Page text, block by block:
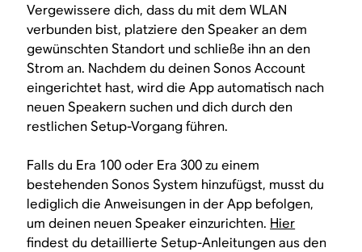
Vergewissere dich, dass du mit dem WLAN
verbunden bist, platziere den Speaker an dem
gewünschten Standort und schließe ihn an den
Strom an. Nachdem du deinen Sonos Account
eingerichtet hast, wird die App automatisch nach
neuen Speakern suchen und dich durch den
restlichen Setup-Vorgang führen.
Falls du Era 100 oder Era 300 zu einem
bestehenden Sonos System hinzufügst, musst du
lediglich die Anweisungen in der App befolgen,
um deinen neuen Speaker einzurichten. Hier
findest du detaillierte Setup-Anleitungen aus den